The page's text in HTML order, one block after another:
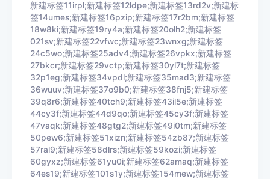
新建标签11irpl;新建标签12ldpe;新建标签13rd2v;新建标
签14umes;新建标签16pzip;新建标签17r2bm;新建标签
18w8ki;新建标签19ry4a;新建标签20olh2;新建标签
021sv;新建标签22vfwc;新建标签23wnxg;新建标签
24c5wo;新建标签25adv4;新建标签26vpkx;新建标签
27bkcr;新建标签29vctp;新建标签30yl7t;新建标签
32p1eg;新建标签34vpdl;新建标签35mad3;新建标签
36wuuv;新建标签37o9b0;新建标签38fnj5;新建标签
39q8r6;新建标签40tch9;新建标签43il5e;新建标签
44cy3f;新建标签44d9qo;新建标签45cy3f;新建标签
47vaqk;新建标签48gtg2;新建标签49i0tm;新建标签
50pew6;新建标签51xizn;新建标签54zb87;新建标签
57ral9;新建标签58dlrs;新建标签59kozi;新建标签
60gyxz;新建标签61yu0i;新建标签62amaq;新建标签
64es19;新建标签101s1y;新建标签154mew;新建标签